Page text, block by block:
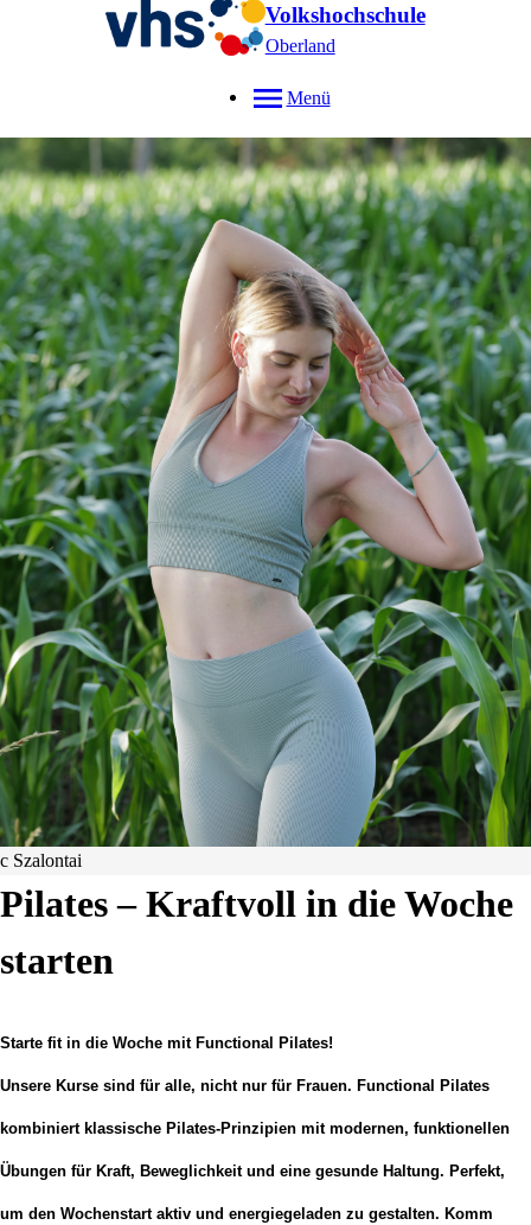
Volkshochschule
Oberland
Menü
c Szalontai
Pilates – Kraftvoll in die Woche
starten
Starte fit in die Woche mit Functional Pilates!
Unsere Kurse sind für alle, nicht nur für Frauen. Functional Pilates
kombiniert klassische Pilates-Prinzipien mit modernen, funktionellen
Übungen für Kraft, Beweglichkeit und eine gesunde Haltung. Perfekt,
um den Wochenstart aktiv und energiegeladen zu gestalten. Komm